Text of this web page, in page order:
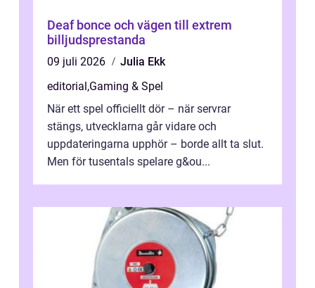
Deaf bonce och vägen till extrem
billjudsprestanda
09 juli 2026
Julia Ekk
editorial,Gaming & Spel
När ett spel officiellt dör – när servrar
stängs, utvecklarna går vidare och
uppdateringarna upphör – borde allt ta slut.
Men för tusentals spelare g&ou...